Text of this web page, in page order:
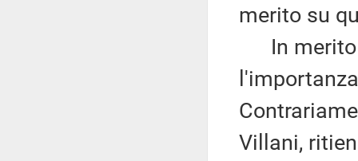
merito su
In merito
Villani,